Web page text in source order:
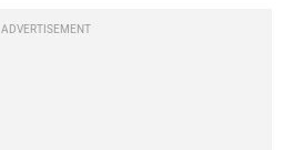
ADVERTISEMENT